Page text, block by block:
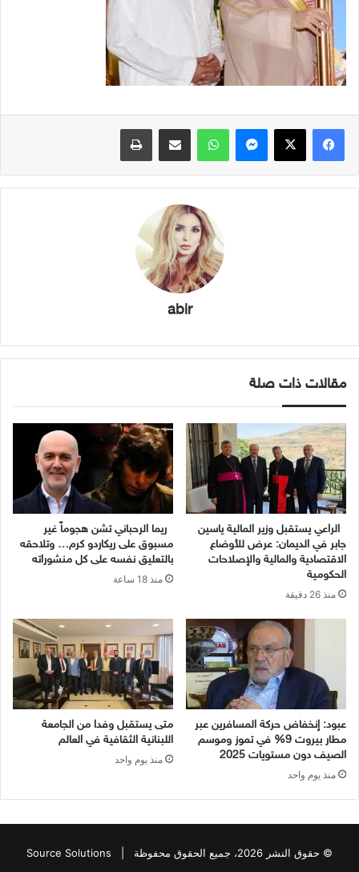
فيسبوك X ماسنجر واتساب مشاركة عبر البريد طباعة
abir
مقالات ذات صلة
الراعي يستقبل وزير المالية ياسين
جابر في الديمان: عرض للأوضاع
الاقتصادية والمالية والإصلاحات
الحكومية
منذ 26 دقيقة
ريما الرحباني تشن هجوماً غير
مسبوق على ريكاردو كرم… وتلاحقه
بالتعليق نفسه على كل منشوراته
منذ 18 ساعة
عبود: إنخفاض حركة المسافرين عبر
مطار بيروت 9% في تموز وموسم
الصيف دون مستويات 2025
منذ يوم واحد
متى يستقبل وفدا من الجامعة
اللبنانية الثقافية في العالم
منذ يوم واحد
© حقوق النشر 2026، جميع الحقوق محفوظة | Source Solutions